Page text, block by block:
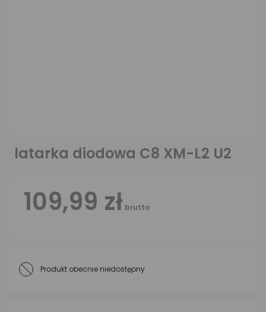
latarka diodowa C8 XM-L2 U2
109,99 zł brutto
Produkt obecnie niedostępny